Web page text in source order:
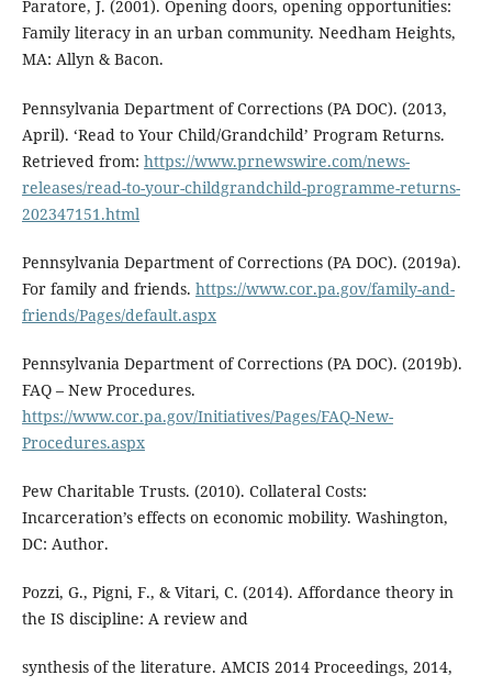
Paratore, J. (2001). Opening doors, opening opportunities:
Family literacy in an urban community. Needham Heights,
MA: Allyn & Bacon.
Pennsylvania Department of Corrections (PA DOC). (2013,
April). ‘Read to Your Child/Grandchild’ Program Returns.
Retrieved from: https://www.prnewswire.com/news-
releases/read-to-your-childgrandchild-programme-returns-
202347151.html
Pennsylvania Department of Corrections (PA DOC). (2019a).
For family and friends. https://www.cor.pa.gov/family-and-
friends/Pages/default.aspx
Pennsylvania Department of Corrections (PA DOC). (2019b).
FAQ – New Procedures.
https://www.cor.pa.gov/Initiatives/Pages/FAQ-New-
Procedures.aspx
Pew Charitable Trusts. (2010). Collateral Costs:
Incarceration’s effects on economic mobility. Washington,
DC: Author.
Pozzi, G., Pigni, F., & Vitari, C. (2014). Affordance theory in
the IS discipline: A review and
synthesis of the literature. AMCIS 2014 Proceedings, 2014,